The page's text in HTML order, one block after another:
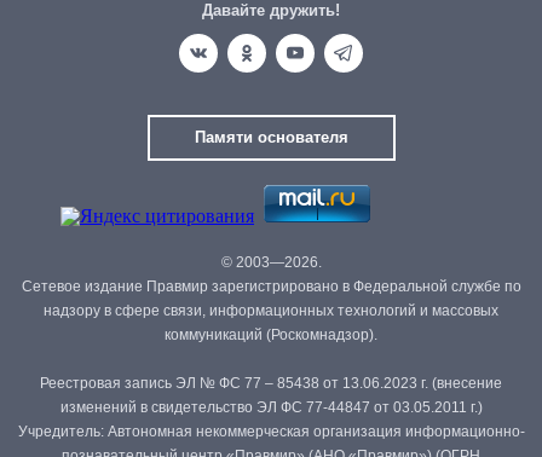
Давайте дружить!
Памяти основателя
© 2003—2026.
Сетевое издание Правмир зарегистрировано в Федеральной службе по
надзору в сфере связи, информационных технологий и массовых
коммуникаций (Роскомнадзор).
Реестровая запись ЭЛ № ФС 77 – 85438 от 13.06.2023 г. (внесение
изменений в свидетельство ЭЛ ФС 77-44847 от 03.05.2011 г.)
Учредитель: Автономная некоммерческая организация информационно-